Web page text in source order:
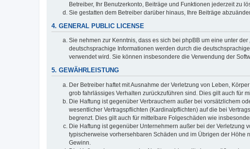
Betreiber, Ihr Benutzerkonto, Beiträge und Funktionen jederzeit zu
Sie gestatten dem Betreiber darüber hinaus, Ihre Beiträge
4. GENERAL PUBLIC LICENSE
Sie nehmen zur Kenntnis, dass es sich bei phpBB um eine unter der
deutschsprachige Informationen werden durch die
verwendet wird. Sie können insbesondere die Verwendung der
5. GEWÄHRLEISTUNG
Der Betreiber haftet mit Ausnahme der Verletzung von Leben,
grob fahrlässiges Verhalten zurückzuführen sind. Dies gilt auch für
Die Haftung ist gegenüber Verbrauchern außer bei vorsätzlichem
wesentlicher Vertragspflichten (Kardinalpflichten) auf die bei
begrenzt. Dies gilt auch für mittelbare Folgeschäden wie
Die Haftung ist gegenüber Unternehmern außer bei der Verletzung
typischerweise vorhersehbaren Schäden und im Übrigen der Höhe
Gewinn.